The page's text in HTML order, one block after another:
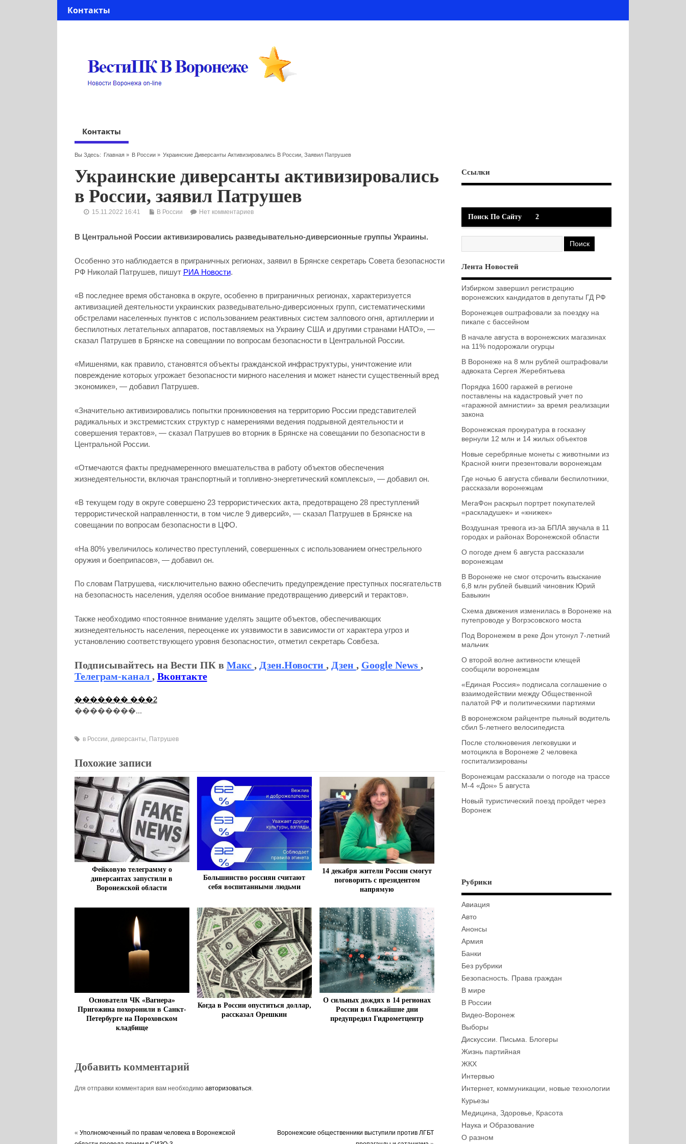
Контакты
Контакты
Вы Здесь: Главная» В России » Украинские Диверсанты Активизировались В России, Заявил Патрушев
Украинские диверсанты активизировались
в России, заявил Патрушев
15.11.2022 16:41 В России Нет комментариев
В Центральной России активизировались разведывательно-диверсионные группы Украины.
Особенно это наблюдается в приграничных регионах, заявил в Брянске секретарь Совета безопасности
РФ Николай Патрушев, пишут РИА Новости.
«В последнее время обстановка в округе, особенно в приграничных регионах, характеризуется
активизацией деятельности украинских разведывательно-диверсионных групп, систематическими
обстрелами населенных пунктов с использованием реактивных систем залпового огня, артиллерии и
беспилотных летательных аппаратов, поставляемых на Украину США и другими странами НАТО», —
сказал Патрушев в Брянске на совещании по вопросам безопасности в Центральной России.
«Мишенями, как правило, становятся объекты гражданской инфраструктуры, уничтожение или
повреждение которых угрожает безопасности мирного населения и может нанести существенный вред
экономике», — добавил Патрушев.
«Значительно активизировались попытки проникновения на территорию России представителей
радикальных и экстремистских структур с намерениями ведения подрывной деятельности и
совершения терактов», — сказал Патрушев во вторник в Брянске на совещании по безопасности в
Центральной России.
«Отмечаются факты преднамеренного вмешательства в работу объектов обеспечения
жизнедеятельности, включая транспортный и топливно-энергетический комплексы», — добавил он.
«В текущем году в округе совершено 23 террористических акта, предотвращено 28 преступлений
террористической направленности, в том числе 9 диверсий», — сказал Патрушев в Брянске на
совещании по вопросам безопасности в ЦФО.
«На 80% увеличилось количество преступлений, совершенных с использованием огнестрельного
оружия и боеприпасов», — добавил он.
По словам Патрушева, «исключительно важно обеспечить предупреждение преступных посягательств
на безопасность населения, уделяя особое внимание предотвращению диверсий и терактов».
Также необходимо «постоянное внимание уделять защите объектов, обеспечивающих
жизнедеятельность населения, переоценке их уязвимости в зависимости от характера угроз и
установлению соответствующего уровня безопасности», отметил секретарь Совбеза.
Подписывайтесь на Вести ПК в Макс , Дзен.Новости , Дзен , Google News ,
Телеграм-канал , Вконтакте
������� ���2
��������...
в России, диверсанты, Патрушев
Похожие записи
Фейковую телеграмму о
диверсантах запустили в
Воронежской области
Большинство россиян считают
себя воспитанными людьми
14 декабря жители России смогут
поговорить с президентом
напрямую
Основателя ЧК «Вагнера»
Пригожина похоронили в Санкт-
Петербурге на Пороховском
кладбище
Когда в России опуститься доллар,
рассказал Орешкин
О сильных дождях в 14 регионах
России в ближайшие дни
предупредил Гидрометцентр
Добавить комментарий
Для отправки комментария вам необходимо авторизоваться
« Уполномоченный по правам человека в Воронежской
Воронежские общественники выступили против ЛГБТ
Ссылки
Поиск По Сайту 2
Лента Новостей
Избирком завершил регистрацию
воронежских кандидатов в депутаты ГД РФ
Воронежцев оштрафовали за поездку на
пикапе с бассейном
В начале августа в воронежских магазинах
на 11% подорожали огурцы
В Воронеже на 8 млн рублей оштрафовали
адвоката Сергея Жеребятьева
Порядка 1600 гаражей в регионе
поставлены на кадастровый учет по
«гаражной амнистии» за время реализации
закона
Воронежская прокуратура в госказну
вернули 12 млн и 14 жилых объектов
Новые серебряные монеты с животными из
Красной книги презентовали воронежцам
Где ночью 6 августа сбивали беспилотники,
рассказали воронежцам
МегаФон раскрыл портрет покупателей
«раскладушек» и «книжек»
Воздушная тревога из-за БПЛА звучала в 11
городах и районах Воронежской области
О погоде днем 6 августа рассказали
воронежцам
В Воронеже не смог отсрочить взыскание
6,8 млн рублей бывший чиновник Юрий
Бавыкин
Схема движения изменилась в Воронеже на
путепроводе у Вогрэсовского моста
Под Воронежем в реке Дон утонул 7-летний
мальчик
О второй волне активности клещей
сообщили воронежцам
«Единая Россия» подписала соглашение о
взаимодействии между Общественной
палатой РФ и политическими партиями
В воронежском райцентре пьяный водитель
сбил 5-летнего велосипедиста
После столкновения легковушки и
мотоцикла в Воронеже 2 человека
госпитализированы
Воронежцам рассказали о погоде на трассе
М-4 «Дон» 5 августа
Новый туристический поезд пройдет через
Воронеж
Рубрики
Авиация
Авто
Анонсы
Армия
Банки
Без рубрики
Безопасность. Права граждан
В мире
В России
Видео-Воронеж
Выборы
Дискуссии. Письма. Блогеры
Жизнь партийная
ЖКХ
Интервью
Интернет, коммуникации, новые технологии
Курьезы
Медицина, Здоровье, Красота
Наука и Образование
О разном